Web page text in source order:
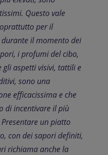
Questo vale
per il
il momento dei
i profumi del cibo,
gli aspetti visivi, tattili e
sono una
efficacissima e che
di incentivare il più
un piatto
con dei sapori definiti,
richiama anche la